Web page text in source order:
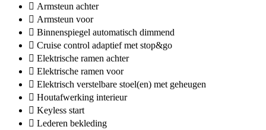
Armsteun achter
Armsteun voor
Binnenspiegel automatisch dimmend
Cruise control adaptief met stop&go
Elektrische ramen achter
Elektrische ramen voor
Elektrisch verstelbare stoel(en) met geheugen
Houtafwerking interieur
Keyless start
Lederen bekleding